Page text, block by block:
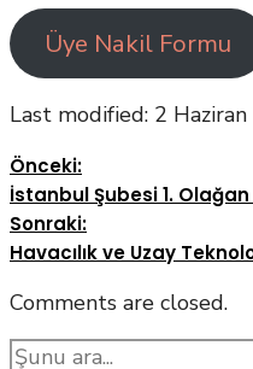
Üye Nakil Formu
Last modified: 2
Önceki:
İstanbul Şubesi 1. Olağan
Sonraki:
Havacılık ve Uzay
Comments are closed.
Search